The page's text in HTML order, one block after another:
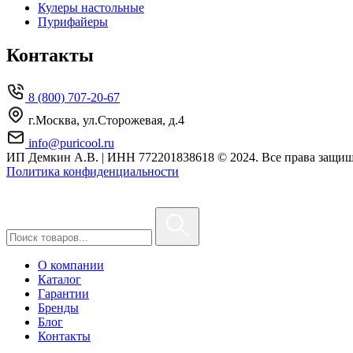
Кулеры настольные
Пурифайеры
Контакты
8 (800) 707-20-67
г.Москва, ул.Сторожевая, д.4
info@puricool.ru
ИП Демкин А.В. | ИНН 772201838618 © 2024. Все права
Политика конфиденциальности
О компании
Каталог
Гарантии
Бренды
Блог
Контакты